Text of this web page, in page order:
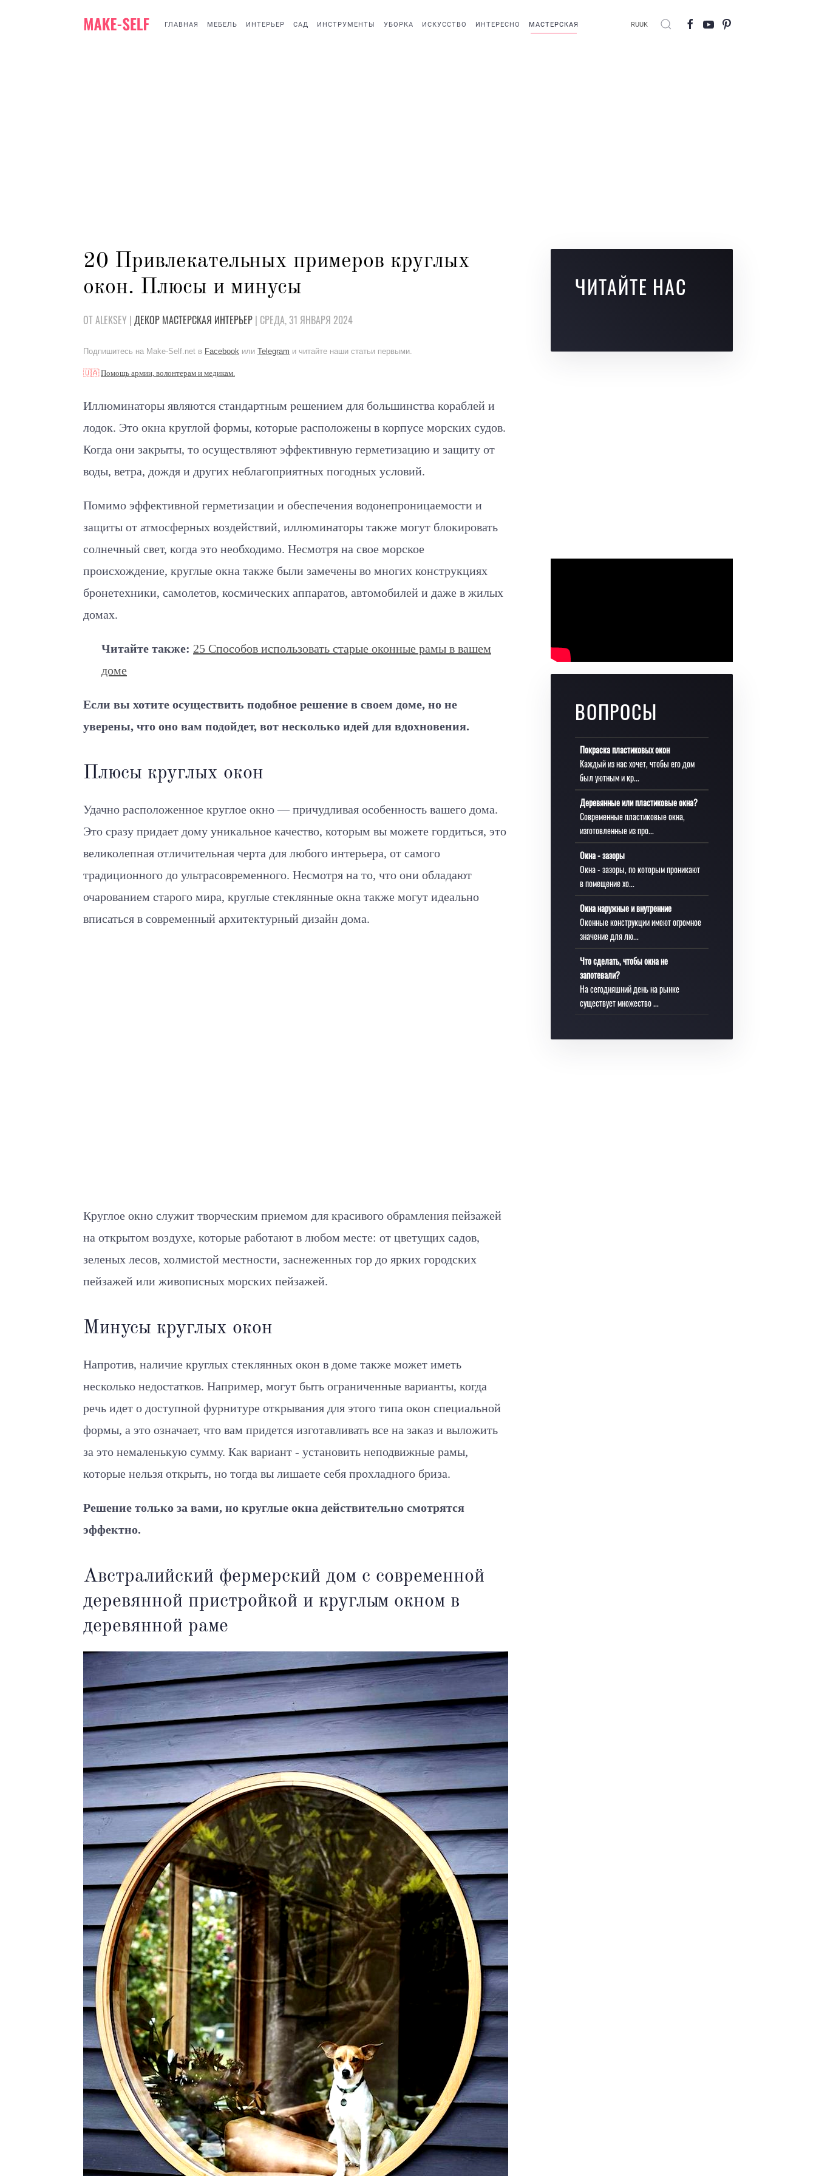
ГЛАВНАЯ МЕБЕЛЬ ИНТЕРЬЕР САД ИНСТРУМЕНТЫ УБОРКА ИСКУССТВО ИНТЕРЕСНО МАСТЕРСКАЯ RUUK
20 Привлекательных примеров круглых
окон. Плюсы и минусы
ОТ ALEKSEY | ДЕКОР МАСТЕРСКАЯ ИНТЕРЬЕР | СРЕДА, 31 ЯНВАРЯ 2024
Подпишитесь на Make-Self.net в Facebook или Telegram и читайте наши статьи первыми.
🇺🇦Помощь армии, волонтерам и медикам.
Иллюминаторы являются стандартным решением для большинства кораблей и
лодок. Это окна круглой формы, которые расположены в корпусе морских судов.
Когда они закрыты, то осуществляют эффективную герметизацию и защиту от
воды, ветра, дождя и других неблагоприятных погодных условий.
Помимо эффективной герметизации и обеспечения водонепроницаемости и
защиты от атмосферных воздействий, иллюминаторы также могут блокировать
солнечный свет, когда это необходимо. Несмотря на свое морское
происхождение, круглые окна также были замечены во многих конструкциях
бронетехники, самолетов, космических аппаратов, автомобилей и даже в жилых
домах.
Читайте также: 25 Способов использовать старые оконные рамы в вашем
доме
Если вы хотите осуществить подобное решение в своем доме, но не
уверены, что оно вам подойдет, вот несколько идей для вдохновения.
Плюсы круглых окон
Удачно расположенное круглое окно — причудливая особенность вашего дома.
Это сразу придает дому уникальное качество, которым вы можете гордиться, это
великолепная отличительная черта для любого интерьера, от самого
традиционного до ультрасовременного. Несмотря на то, что они обладают
очарованием старого мира, круглые стеклянные окна также могут идеально
вписаться в современный архитектурный дизайн дома.
Круглое окно служит творческим приемом для красивого обрамления пейзажей
на открытом воздухе, которые работают в любом месте: от цветущих садов,
зеленых лесов, холмистой местности, заснеженных гор до ярких городских
пейзажей или живописных морских пейзажей.
Минусы круглых окон
Напротив, наличие круглых стеклянных окон в доме также может иметь
несколько недостатков. Например, могут быть ограниченные варианты, когда
речь идет о доступной фурнитуре открывания для этого типа окон специальной
формы, а это означает, что вам придется изготавливать все на заказ и выложить
за это немаленькую сумму. Как вариант - установить неподвижные рамы,
которые нельзя открыть, но тогда вы лишаете себя прохладного бриза.
Решение только за вами, но круглые окна действительно смотрятся
эффектно.
Австралийский фермерский дом с современной
деревянной пристройкой и круглым окном в
деревянной раме
ЧИТАЙТЕ НАС
ВОПРОСЫ
Покраска пластиковых окон
Каждый из нас хочет, чтобы его дом
был уютным и кр...
Деревянные или пластиковые окна?
Современные пластиковые окна,
изготовленные из про...
Окна - зазоры
Окна - зазоры, по которым проникают
в помещение хо...
Окна наружные и внутренние
Оконные конструкции имеют огромное
значение для лю...
Что сделать, чтобы окна не
запотевали?
На сегодняшний день на рынке
существует множество ...